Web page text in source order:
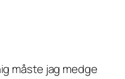
måste jag medge